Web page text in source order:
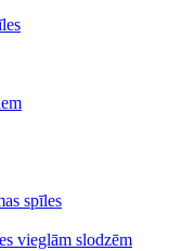
spīles
vieglām slodzēm